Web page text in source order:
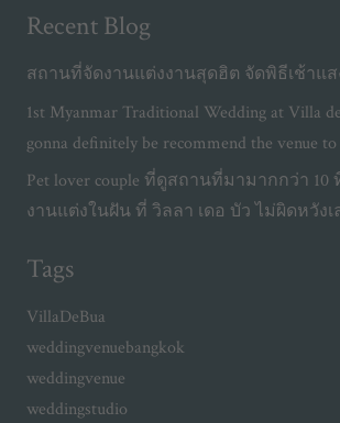
Recent Blog
สถานที่จัดงานแต่งงานสุดฮิต จัดพิธีเช้าแส
1st Myanmar Traditional Wedding at Villa de
gonna definitely be recommend the venue to
Pet lover couple ที่ดูสถานที่มามากกว่า 10
งานแต่งในฝัน ที่ วิลลา เดอ บัว ไม่ผิดหวังเ
Tags
VillaDeBua
weddingvenuebangkok
weddingvenue
weddingstudio